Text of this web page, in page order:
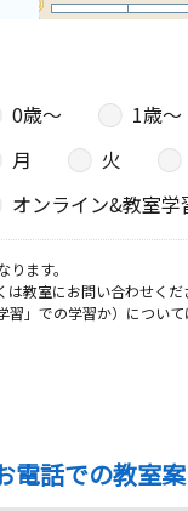
0歳〜 1歳〜
月 火
オンライン&教室学
ます。
教室にお問い合わせく
」での学習か）につい
電話での教室